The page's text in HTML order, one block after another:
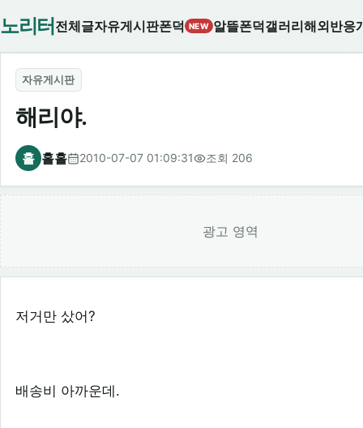
노리터 전체글자유게시판폰덕 NEW 알뜰폰덕갤러리해외반응
자유게시판
해리야.
홀 홀홀 2010-07-07 01:09:31 조회 206
광고 영역
저거만 샀어?
배송비 아까운데.